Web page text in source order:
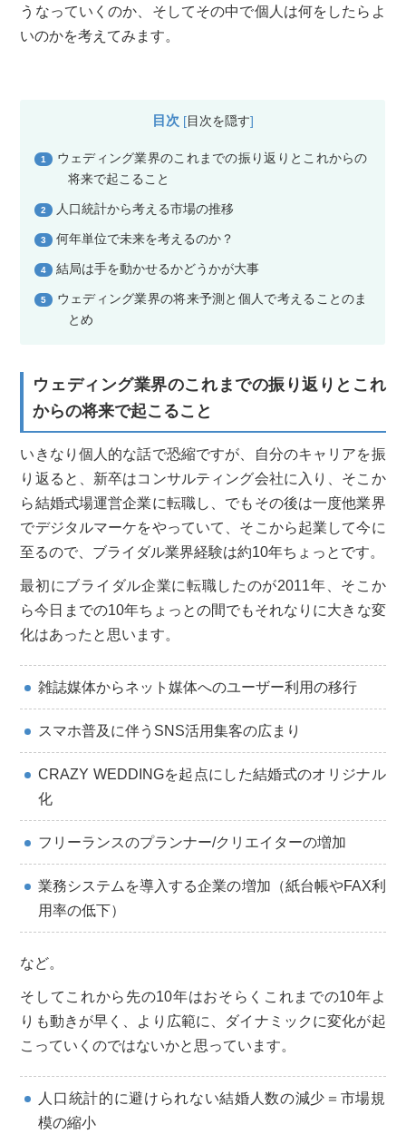
b
o
t
e
a
e
うなっていくのか、そしてその中で個人は何をしたらよ
いのかを考えてみます。
目次 [目次を隠す]
1
ウェディング業界のこれまでの振り返りとこれからの
将来で起こること
2 人口統計から考える市場の推移
3 何年単位で未来を考えるのか？
4 結局は手を動かせるかどうかが大事
5
ウェディング業界の将来予測と個人で考えることのま
とめ
ウェディング業界のこれまでの振り返りとこれ
からの将来で起こること
いきなり個人的な話で恐縮ですが、自分のキャリアを振
り返ると、新卒はコンサルティング会社に入り、そこか
ら結婚式場運営企業に転職し、でもその後は一度他業界
でデジタルマーケをやっていて、そこから起業して今に
至るので、ブライダル業界経験は約10年ちょっとです。
最初にブライダル企業に転職したのが2011年、そこか
ら今日までの10年ちょっとの間でもそれなりに大きな変
化はあったと思います。
雑誌媒体からネット媒体へのユーザー利用の移行
スマホ普及に伴うSNS活用集客の広まり
CRAZY WEDDINGを起点にした結婚式のオリジナル
化
フリーランスのプランナー/クリエイターの増加
業務システムを導入する企業の増加（紙台帳やFAX利
用率の低下）
など。
そしてこれから先の10年はおそらくこれまでの10年よ
りも動きが早く、より広範に、ダイナミックに変化が起
こっていくのではないかと思っています。
人口統計的に避けられない結婚人数の減少＝市場規
模の縮小